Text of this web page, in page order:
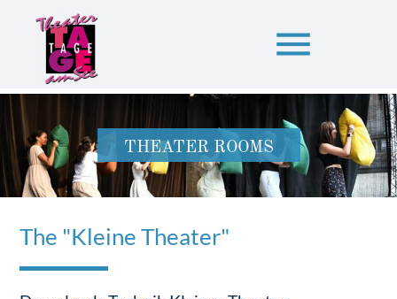
menu
Suchbegriffe SUCHEN
THEATER ROOMS
The "Kleine Theater"